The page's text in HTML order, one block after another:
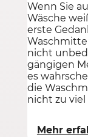
Wenn Sie
Wäsche
erste
nicht
gängigen
es
die
nicht zu
Mehr